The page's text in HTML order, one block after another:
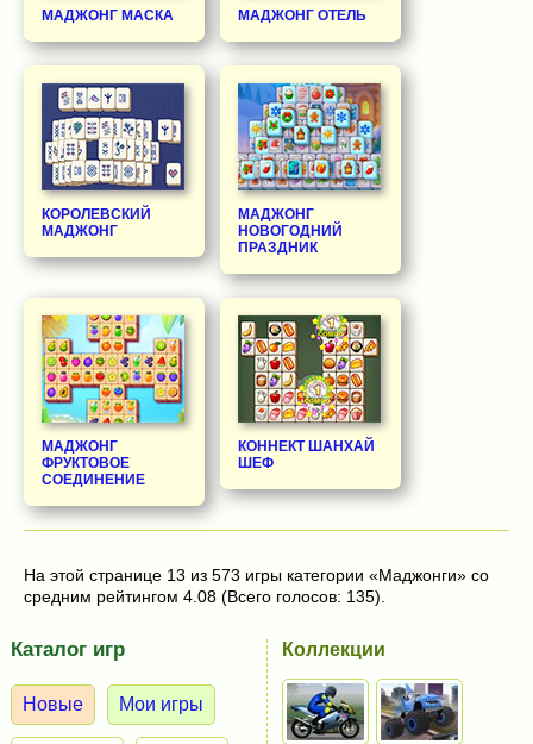
МАДЖОНГ МАСКА МАДЖОНГ ОТЕЛЬ
КОРОЛЕВСКИЙ
МАДЖОНГ
МАДЖОНГ
НОВОГОДНИЙ
ПРАЗДНИК
МАДЖОНГ
ФРУКТОВОЕ
СОЕДИНЕНИЕ
КОННЕКТ ШАНХАЙ
ШЕФ
На этой странице 13 из 573 игры категории «Маджонги» со
средним рейтингом 4.08 (Всего голосов: 135).
Каталог игр
Новые Мои игры
Коллекции